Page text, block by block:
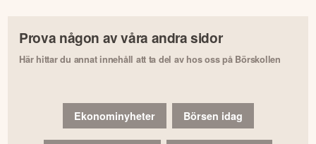
Prova någon av våra andra sidor
Här hittar du annat innehåll att ta del av hos oss på Börskollen
Ekonominyheter Börsen idag